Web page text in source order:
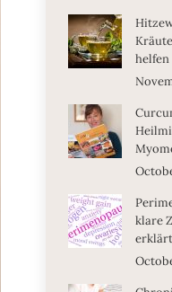
helfen
klare
erklärt